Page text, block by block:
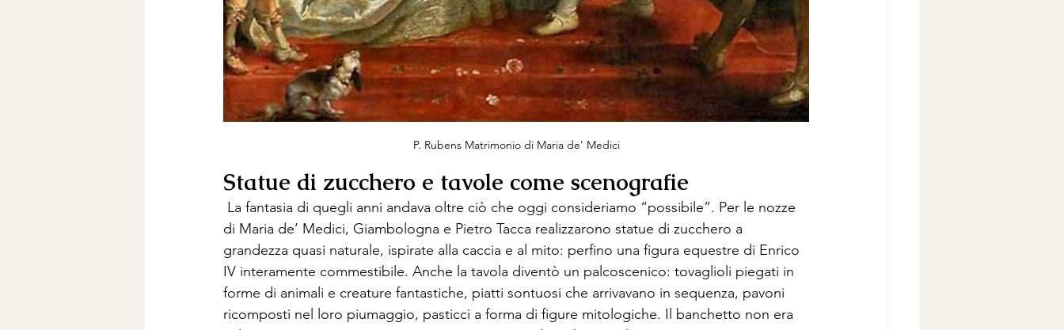
P. Rubens Matrimonio di Maria de’ Medici
Statue di zucchero e tavole come scenografie
La fantasia di quegli anni andava oltre ciò che oggi consideriamo “possibile”. Per le nozze
di Maria de’ Medici, Giambologna e Pietro Tacca realizzarono statue di zucchero a
grandezza quasi naturale, ispirate alla caccia e al mito: perfino una figura equestre di Enrico
IV interamente commestibile. Anche la tavola diventò un palcoscenico: tovaglioli piegati in
forme di animali e creature fantastiche, piatti sontuosi che arrivavano in sequenza, pavoni
ricomposti nel loro piumaggio, pasticci a forma di figure mitologiche. Il banchetto non era